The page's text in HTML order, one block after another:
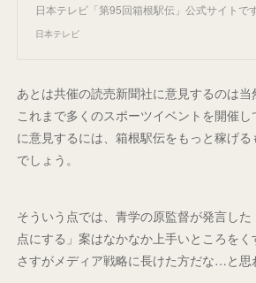
日本テレビ「第95回箱根駅伝」公式サイトで
日本テレビ
あとは共催の読売新聞社に意見するのは当
これまで多くのスポーツイベントを開催
に意見するには、箱根駅伝をもっと稼げ
でしょう。
そういう点では、青学の原監督が発言し
点にする」案はなかなか上手いところをく
さすがメディア戦略に長けた方だな…と思